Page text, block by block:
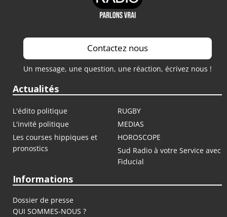
Contactez nous
Un message, une question, une réaction, écrivez nous !
Actualités
L'édito politique
RUGBY
L'invité politique
MEDIAS
Les courses hippiques et
pronostics
HOROSCOPE
Sud Radio à votre Service avec
Fiducial
Informations
Dossier de presse
QUI SOMMES-NOUS ?